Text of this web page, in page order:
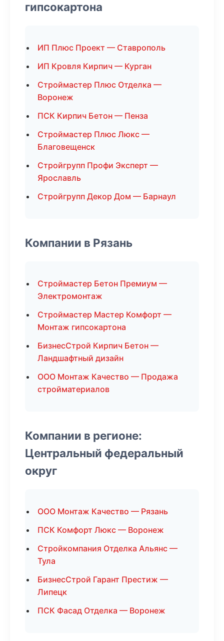
гипсокартона
ИП Плюс Проект — Ставрополь
ИП Кровля Кирпич — Курган
Строймастер Плюс Отделка —
Воронеж
ПСК Кирпич Бетон — Пенза
Строймастер Плюс Люкс —
Благовещенск
Стройгрупп Профи Эксперт —
Ярославль
Стройгрупп Декор Дом — Барнаул
Компании в Рязань
Строймастер Бетон Премиум —
Электромонтаж
Строймастер Мастер Комфорт —
Монтаж гипсокартона
БизнесСтрой Кирпич Бетон —
Ландшафтный дизайн
ООО Монтаж Качество — Продажа
стройматериалов
Компании в регионе:
Центральный федеральный
округ
ООО Монтаж Качество — Рязань
ПСК Комфорт Люкс — Воронеж
Стройкомпания Отделка Альянс —
Тула
БизнесСтрой Гарант Престиж —
Липецк
ПСК Фасад Отделка — Воронеж